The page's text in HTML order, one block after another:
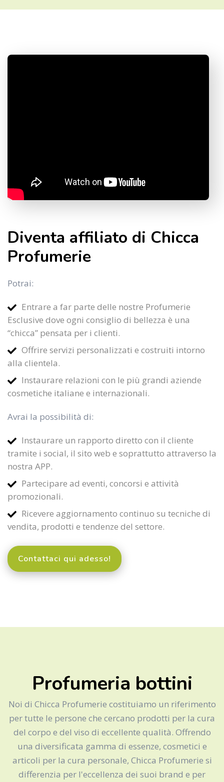
Diventa affiliato di Chicca
Profumerie
Potrai:
Entrare a far parte delle nostre Profumerie
Esclusive dove ogni consiglio di bellezza è una
“chicca” pensata per i clienti.
Offrire servizi personalizzati e costruiti intorno
alla clientela.
Instaurare relazioni con le più grandi aziende
cosmetiche italiane e internazionali.
Avrai la possibilità di:
Instaurare un rapporto diretto con il cliente
tramite i social, il sito web e soprattutto attraverso la
nostra APP.
Partecipare ad eventi, concorsi e attività
promozionali.
Ricevere aggiornamento continuo su tecniche di
vendita, prodotti e tendenze del settore.
Contattaci qui adesso!
Profumeria bottini
Noi di Chicca Profumerie costituiamo un riferimento
per tutte le persone che cercano prodotti per la cura
del corpo e del viso di eccellente qualità. Offrendo
una diversificata gamma di essenze, cosmetici e
articoli per la cura personale, Chicca Profumerie si
differenzia per l'eccellenza dei suoi brand e per